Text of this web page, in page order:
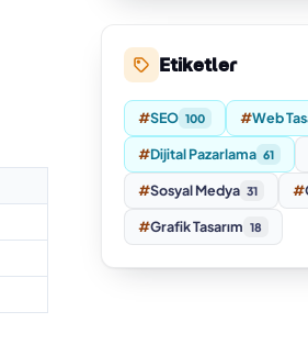
Etiketler
#SEO 100 #Web
#Dijital Pazarlama 61
#Sosyal Medya 31 #
#Grafik Tasarım 18